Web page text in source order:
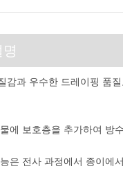
감과 우수한 드레이핑 품
에 보호층을 추가하여 방
은 전사 과정에서 종이에